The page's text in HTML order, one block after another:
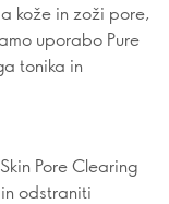
kože in zoži pore,
uporabo Pure
tonika in
Pore Clearing
odstraniti